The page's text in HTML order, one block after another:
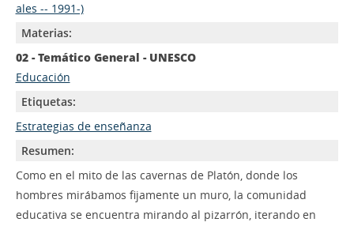
ales -- 1991-)
Materias:
02 - Temático General - UNESCO
Educación
Etiquetas:
Estrategias de enseñanza
Resumen:
Como en el mito de las cavernas de Platón, donde los
hombres mirábamos fijamente un muro, la comunidad
educativa se encuentra mirando al pizarrón, iterando en